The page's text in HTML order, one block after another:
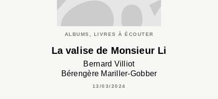
ALBUMS, LIVRES À ÉCOUTER
La valise de Monsieur Li
Bernard Villiot
Bérengère Mariller-Gobber
13/03/2024